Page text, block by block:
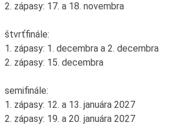
2. zápasy: 17. a 18. novembra
štvrťfinále:
1. zápasy: 1. decembra a 2. decembra
2. zápasy: 15. decembra
semifinále:
1. zápasy: 12. a 13. januára 2027
2. zápasy: 19. a 20. januára 2027